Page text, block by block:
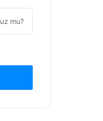
mu?